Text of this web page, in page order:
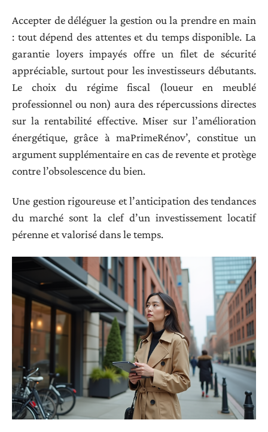
Accepter de déléguer la gestion ou la prendre en main
: tout dépend des attentes et du temps disponible. La
garantie loyers impayés offre un filet de sécurité
appréciable, surtout pour les investisseurs débutants.
Le choix du régime fiscal (loueur en meublé
professionnel ou non) aura des répercussions directes
sur la rentabilité effective. Miser sur l’amélioration
énergétique, grâce à maPrimeRénov’, constitue un
argument supplémentaire en cas de revente et protège
contre l’obsolescence du bien.
Une gestion rigoureuse et l’anticipation des tendances
du marché sont la clef d’un investissement locatif
pérenne et valorisé dans le temps.